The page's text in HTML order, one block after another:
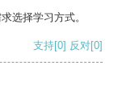
选择学习方式。
支持[0] 反对[0]